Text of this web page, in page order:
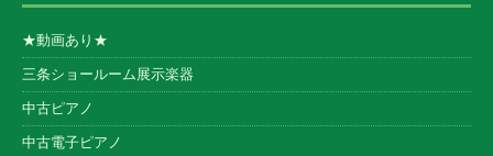
★動画あり★
三条ショールーム展示楽器
中古ピアノ
中古電子ピアノ